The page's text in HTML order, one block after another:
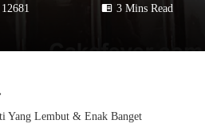
12681 3 Mins Read
Yang Lembut & Enak Banget